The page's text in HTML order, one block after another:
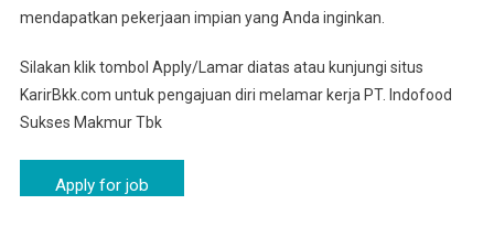
mendapatkan pekerjaan impian yang Anda inginkan.
Silakan klik tombol Apply/Lamar diatas atau kunjungi situs
KarirBkk.com untuk pengajuan diri melamar kerja PT. Indofood
Sukses Makmur Tbk